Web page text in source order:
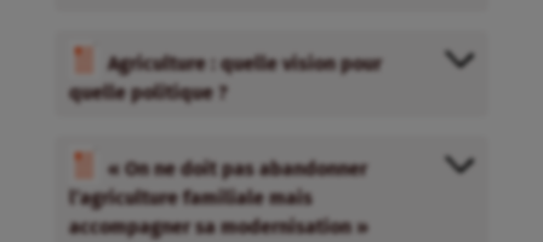
Agriculture : quelle vision pour
quelle politique ?
« On ne doit pas abandonner
l’agriculture familiale mais
accompagner sa modernisation »